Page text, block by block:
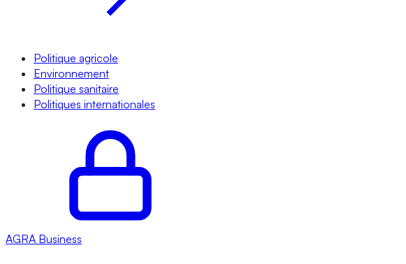
Politique agricole
Environnement
Politique sanitaire
Politiques internationales
AGRA Business